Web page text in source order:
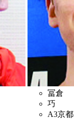
冨倉
巧
A3京都